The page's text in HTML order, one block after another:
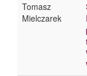
Tomasz
Mielczarek